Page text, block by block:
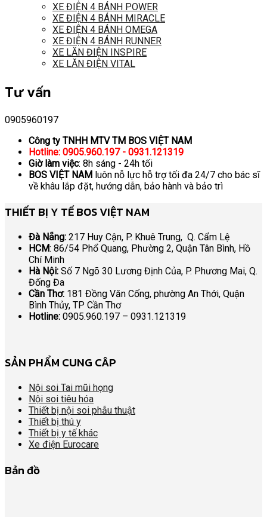
XE ĐIỆN 4 BÁNH POWER
XE ĐIỆN 4 BÁNH MIRACLE
XE ĐIỆN 4 BÁNH OMEGA
XE ĐIỆN 4 BÁNH RUNNER
XE LĂN ĐIỆN INSPIRE
XE LĂN ĐIỆN VITAL
Tư vấn
0905960197
Công ty TNHH MTV TM BOS VIỆT NAM
Hotline: 0905.960.197 - 0931.121319
Giờ làm việc: 8h sáng - 24h tối
BOS VIỆT NAM luôn nỗ lực hỗ trợ tối đa 24/7 cho bác sĩ
về khâu lắp đặt, hướng dẫn, bảo hành và bảo trì
THIẾT BỊ Y TẾ BOS VIỆT NAM
Đà Nẵng: 217 Huy Cận, P. Khuê Trung, Q. Cẩm Lệ
HCM: 86/54 Phổ Quang, Phường 2, Quận Tân Bình, Hồ
Chí Minh
Hà Nội: Số 7 Ngõ 30 Lương Định Của, P. Phương Mai, Q.
Đống Đa
Cần Thơ: 181 Đồng Văn Cống, phường An Thới, Quận
Bình Thủy, TP Cần Thơ
Hotline: 0905.960.197 – 0931.121319
SẢN PHẨM CUNG CÂP
Nội soi Tai mũi họng
Nội soi tiêu hóa
Thiết bị nội soi phẫu thuật
Thiết bị thú y
Thiết bị y tế khác
Xe điện Eurocare
Bản đồ